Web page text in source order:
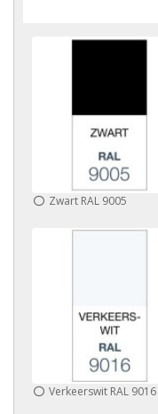
Zwart RAL 9005
Verkeerswit RAL 9016